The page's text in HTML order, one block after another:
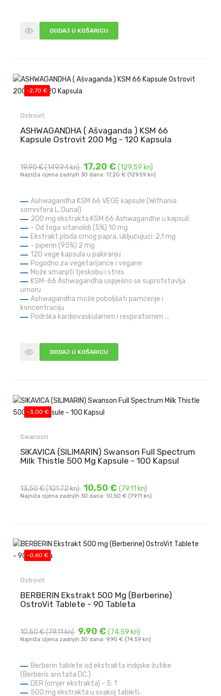
DODAJ U KOŠARICU
-2,70 €
Ostrovit
ASHWAGANDHA ( Ašvaganda ) KSM 66
Kapsule Ostrovit 200 Mg - 120 Kapsula
19,90 €(149.94 kn) 17,20 €(129.59 kn)
Najniža cijena zadnjih 30 dana: 17,20 € (129.59 kn)
Ashwagandha KSM 66 VEGE kapsule (Withania
somnifera L. Dunal)
200 mg ekstrakta KSM 66 Ashwagandhe u kapsuli
- Od toga vitanolidi (5%) 10 mg
Ekstrakt ploda crnog papra, uključujući: 2,1 mg
- piperin (95%) 2 mg
120 vege kapsula u pakiranju
Pogodno za vegetarijance i vegane
Može smanjiti tjeskobu i stres
KSM-66 Ashwagandha uspješno se suprotstavlja
umoru
Ashwagandha može poboljšati pamćenje i
koncentraciju
Podrška kardiovaskularnim i respiratornim ...
DODAJ U KOŠARICU
-3,00 €
Swanson
SIKAVICA (SILIMARIN) Swanson Full Spectrum
Milk Thistle 500 Mg Kapsule - 100 Kapsul
13,50 €(101.72 kn) 10,50 €(79.11 kn)
Najniža cijena zadnjih 30 dana: 10,50 € (79.11 kn)
-0,60 €
Ostrovit
BERBERIN Ekstrakt 500 Mg (Berberine)
OstroVit Tablete - 90 Tableta
10,50 €(79.11 kn) 9,90 €(74.59 kn)
Najniža cijena zadnjih 30 dana: 9,90 € (74.59 kn)
Berberin tablete od ekstrakta indijske žutike
(Berberis aristata DC.)
DER (omjer ekstrakta) - 5: 1
500 mg ekstrakta u svakoj tableti.